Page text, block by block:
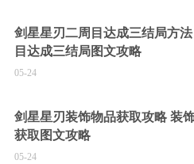
剑星星刃二周目达成三结局方法
目达成三结局图文攻略
05-24
剑星星刃装饰物品获取攻略 装
获取图文攻略
05-24